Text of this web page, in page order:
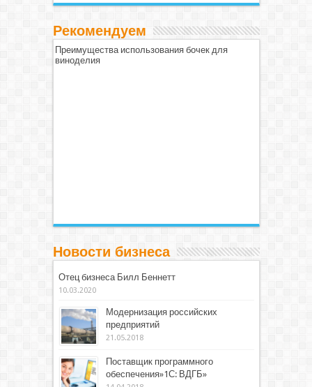
Рекомендуем
Преимущества использования бочек для
виноделия
Новости бизнеса
Отец бизнеса Билл Беннетт
10.03.2020
Модернизация российских
предприятий
21.05.2018
Поставщик программного
обеспечения»1С: ВДГБ»